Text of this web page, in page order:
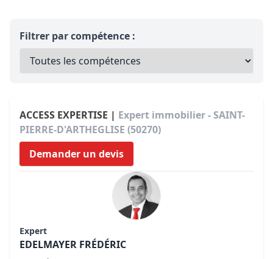
Filtrer par compétence :
ACCESS EXPERTISE | Expert immobilier - SAINT-
PIERRE-D'ARTHEGLISE (50270)
Demander un devis
Expert
EDELMAYER FRÉDÉRIC